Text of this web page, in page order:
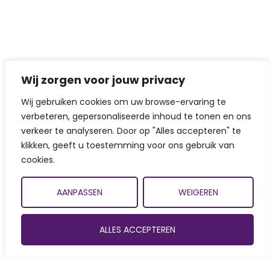
Wij zorgen voor jouw privacy
Wij gebruiken cookies om uw browse-ervaring te
verbeteren, gepersonaliseerde inhoud te tonen en ons
verkeer te analyseren. Door op "Alles accepteren" te
klikken, geeft u toestemming voor ons gebruik van
cookies.
AANPASSEN WEIGEREN
ALLES ACCEPTEREN